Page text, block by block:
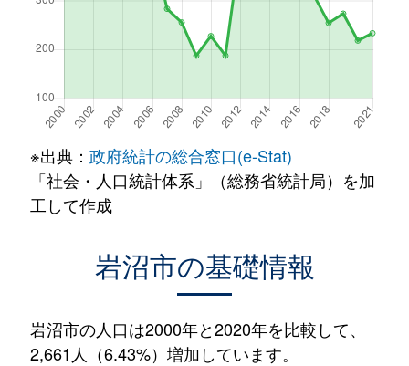
※出典： 政府統計の総合窓口(e-Stat)
「社会・人口統計体系」（総務省統計局）を加
工して作成
岩沼市の基礎情報
岩沼市の人口は2000年と2020年を比較して、
2,661人（6.43%）増加しています。